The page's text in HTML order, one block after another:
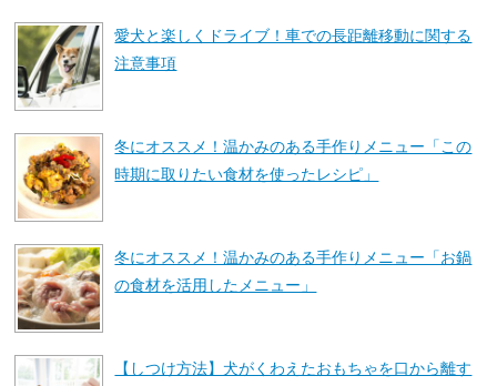
愛犬と楽しくドライブ！車での長距離移動に関する
注意事項
冬にオススメ！温かみのある手作りメニュー「この
時期に取りたい食材を使ったレシピ」
冬にオススメ！温かみのある手作りメニュー「お鍋
の食材を活用したメニュー」
【しつけ方法】犬がくわえたおもちゃを口から離す